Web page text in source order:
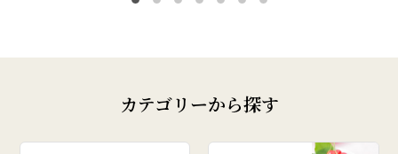
カテゴリーから探す